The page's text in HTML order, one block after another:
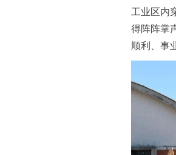
工业区内
得阵阵掌
顺利、事